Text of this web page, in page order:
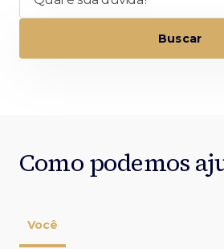
Buscar
Como podemos
Você